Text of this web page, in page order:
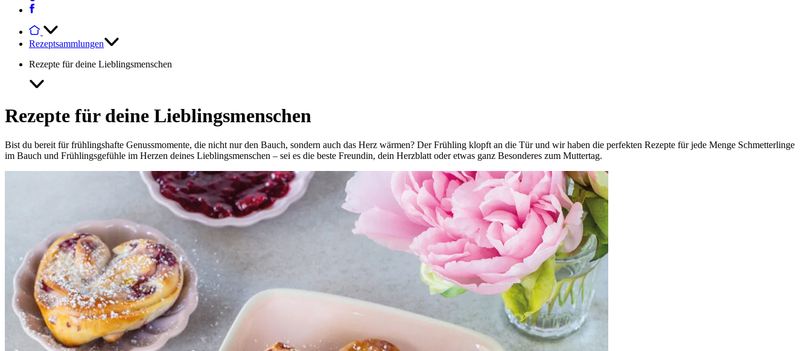
Rezeptsammlungen
Rezepte für deine Lieblingsmenschen
Rezepte für deine Lieblingsmenschen
Bist du bereit für frühlingshafte Genussmomente, die nicht nur den Bauch, sondern auch das Herz wärmen? Der Frühling klopft an die Tür und wir haben die perfekten Rezepte für jede Menge Schmetterlinge
im Bauch und Frühlingsgefühle im Herzen deines Lieblingsmenschen – sei es die beste Freundin, dein Herzblatt oder etwas ganz Besonderes zum Muttertag.